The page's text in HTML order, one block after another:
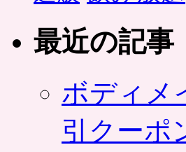
最近の記事
ボディメ
引クーポ